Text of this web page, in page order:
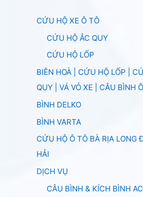
CỨU HỘ XE Ô TÔ
CỨU HỘ ẮC QUY
CỨU HỘ LỐP
BIÊN HOÀ | CỨU HỘ LỐP |
QUY | VÁ VỎ XE | CÂU BÌNH
BÌNH DELKO
BÌNH VARTA
CỨU HỘ Ô TÔ BÀ RỊA LONG
HẢI
DỊCH VỤ
CÂU BÌNH & KÍCH BÌNH